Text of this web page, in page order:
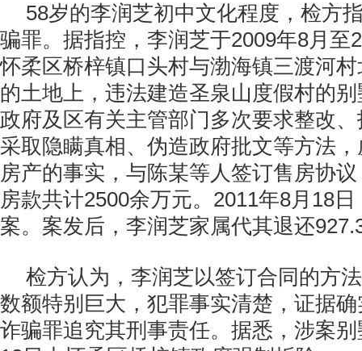
58岁的李润芝初中文化程度，检方
骗罪。据指控，李润芝于2009年8月至
怀柔区桥梓镇口头村与渤海镇三渡河
的土地上，违法建造圣泉山度假村的
政府及区有关主管部门多次要求整改
采取隐瞒真相、伪造政府批文等方法
房产的事实，与陈某等人签订售房协
房款共计2500余万元。2011年8月18
案。案发后，李润芝家属代其退还
检方认为，李润芝以签订合同的方
数额特别巨大，犯罪事实清楚，证据
诈骗罪追究其刑事责任。据悉，涉案